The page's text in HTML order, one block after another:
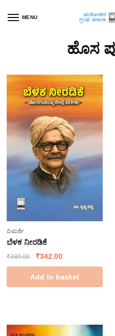
MENU
ಹೊಸ
ವಿಮರ್ಶೆ
ಬೆಳಕ ನೀರಡಿಕೆ
₹380.00 ₹342.00
Add to basket